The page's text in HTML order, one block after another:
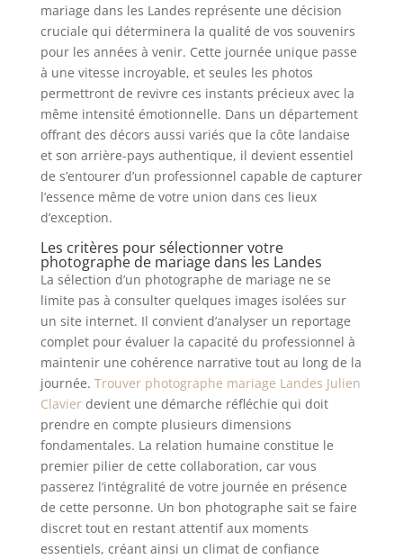
mariage dans les Landes représente une décision
cruciale qui déterminera la qualité de vos souvenirs
pour les années à venir. Cette journée unique passe
à une vitesse incroyable, et seules les photos
permettront de revivre ces instants précieux avec la
même intensité émotionnelle. Dans un département
offrant des décors aussi variés que la côte landaise
et son arrière-pays authentique, il devient essentiel
de s’entourer d’un professionnel capable de capturer
l’essence même de votre union dans ces lieux
d’exception.
Les critères pour sélectionner votre
photographe de mariage dans les Landes
La sélection d’un photographe de mariage ne se
limite pas à consulter quelques images isolées sur
un site internet. Il convient d’analyser un reportage
complet pour évaluer la capacité du professionnel à
maintenir une cohérence narrative tout au long de la
journée. Trouver photographe mariage Landes Julien
Clavierdevient une démarche réfléchie qui doit
prendre en compte plusieurs dimensions
fondamentales. La relation humaine constitue le
premier pilier de cette collaboration, car vous
passerez l’intégralité de votre journée en présence
de cette personne. Un bon photographe sait se faire
discret tout en restant attentif aux moments
essentiels, créant ainsi un climat de confiance